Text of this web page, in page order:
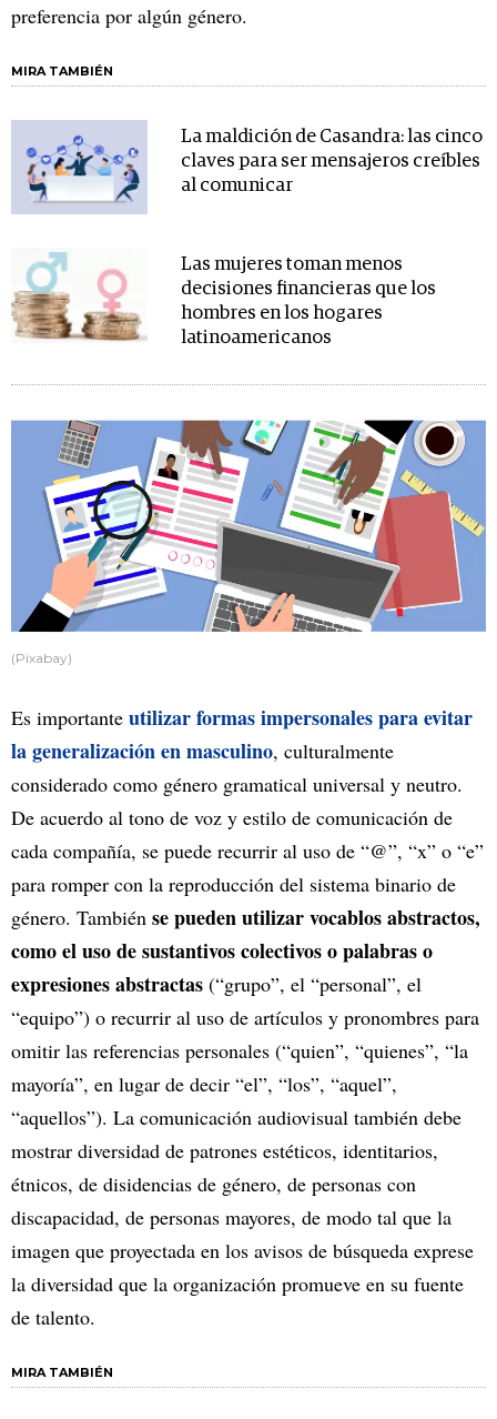
preferencia por algún género.
MIRA TAMBIÉN
La maldición de Casandra: las cinco
claves para ser mensajeros creíbles
al comunicar
Las mujeres toman menos
decisiones financieras que los
hombres en los hogares
latinoamericanos
(Pixabay)
Es importante utilizar formas impersonales para evitar
la generalización en masculino, culturalmente
considerado como género gramatical universal y neutro.
De acuerdo al tono de voz y estilo de comunicación de
cada compañía, se puede recurrir al uso de “@”, “x” o “e”
para romper con la reproducción del sistema binario de
género. También se pueden utilizar vocablos abstractos,
como el uso de sustantivos colectivos o palabras o
expresiones abstractas (“grupo”, el “personal”, el
“equipo”) o recurrir al uso de artículos y pronombres para
omitir las referencias personales (“quien”, “quienes”, “la
mayoría”, en lugar de decir “el”, “los”, “aquel”,
“aquellos”). La comunicación audiovisual también debe
mostrar diversidad de patrones estéticos, identitarios,
étnicos, de disidencias de género, de personas con
discapacidad, de personas mayores, de modo tal que la
imagen que proyectada en los avisos de búsqueda exprese
la diversidad que la organización promueve en su fuente
de talento.
MIRA TAMBIÉN